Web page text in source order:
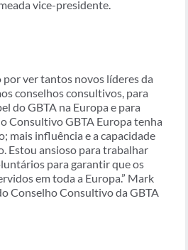
vice-presidente.
ver tantos novos líderes da
conselhos consultivos, para
do GBTA na Europa e para
Consultivo GBTA Europa tenha
mais influência e a capacidade
Estou ansioso para trabalhar
para garantir que os
em toda a Europa.” Mark
Conselho Consultivo da GBTA